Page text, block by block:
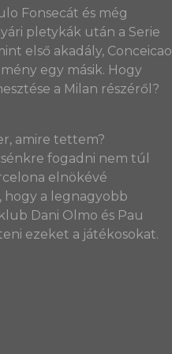
Fonsecát és még
pletykák után a Serie
első akadály, Conceicao
egy másik. Hogy
a Milan részéről?
amire tettem?
fogadni nem túl
elnökévé
hogy a legnagyobb
Dani Olmo és Pau
ezeket a játékosokat.